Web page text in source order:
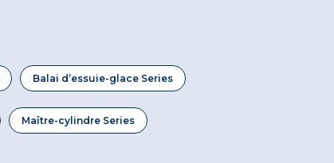
Balai d’essuie-glace Series
Maître-cylindre Series